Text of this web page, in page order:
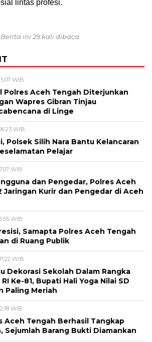
lintas profesi.
Berita ini 29 kali dibaca
WIB
Polres Aceh Tengah Diterjunkan
Wapres Gibran Tinjau
di Linge
WIB
Polsek Silih Nara Bantu Kelancaran
Pelajar
WIB
dan Pengedar, Polres Aceh
Jaringan Kurir dan Pengedar di Aceh
WIB
Samapta Polres Aceh Tengah
di Ruang Publik
WIB
Dekorasi Sekolah Dalam Rangka
Ke-81, Bupati Hali Yoga Nilai SD
Paling Meriah
WIB
Aceh Tengah Berhasil Tangkap
Sejumlah Barang Bukti Diamankan